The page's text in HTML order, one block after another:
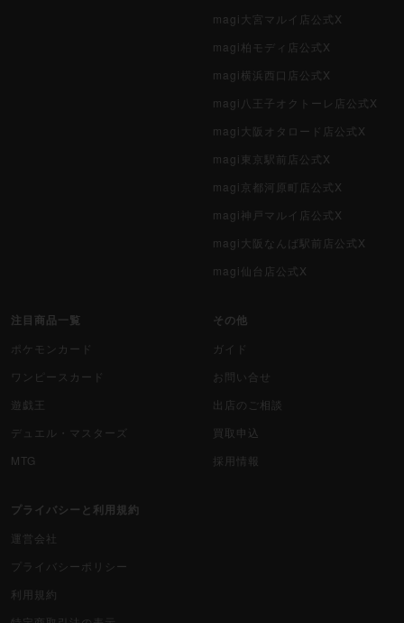
magi大宮マルイ店公式X
magi柏モディ店公式X
magi横浜西口店公式X
magi八王子オクトーレ店公式X
magi大阪オタロード店公式X
magi東京駅前店公式X
magi京都河原町店公式X
magi神戸マルイ店公式X
magi大阪なんば駅前店公式X
magi仙台店公式X
注目商品一覧
ポケモンカード
ワンピースカード
遊戯王
デュエル・マスターズ
MTG
その他
ガイド
お問い合せ
出店のご相談
買取申込
採用情報
プライバシーと利用規約
運営会社
プライバシーポリシー
利用規約